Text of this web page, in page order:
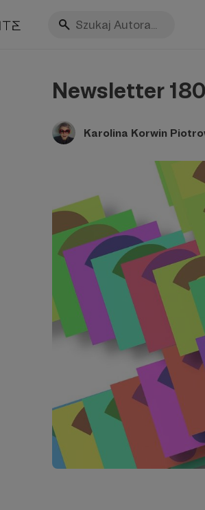
Newsletter 180
Karolina Korwin